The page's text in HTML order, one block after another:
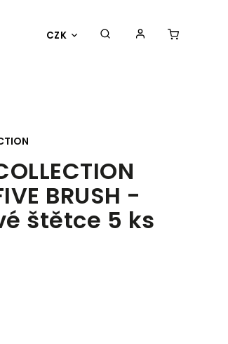
CZK
2025 BESTSELLER OBLEČENÍ
BRUSH -
štětce 5 ks